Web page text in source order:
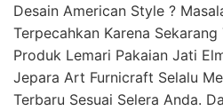
Desain American Style ?
Terpecahkan Karena
Produk Lemari Pakaian Jati
Jepara Art Furnicraft Selalu
Terbaru Sesuai Selera Anda.